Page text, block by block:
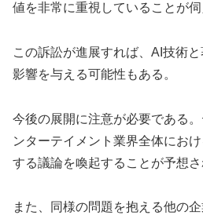
値を非常に重視していることが伺
この訴訟が進展すれば、AI技術
影響を与える可能性もある。
今後の展開に注意が必要である
ンターテイメント業界全体にお
する議論を喚起することが予想さ
また、同様の問題を抱える他の